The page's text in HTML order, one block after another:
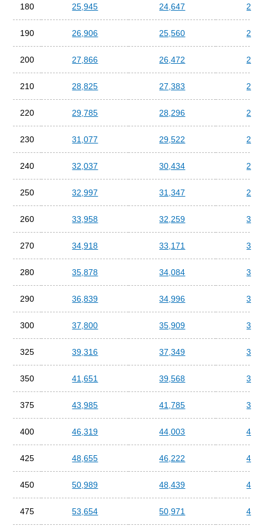
180 25,945 24,647
190 26,906 25,560
200 27,866 26,472
210 28,825 27,383
220 29,785 28,296
230 31,077 29,522
240 32,037 30,434
250 32,997 31,347
260 33,958 32,259
270 34,918 33,171
280 35,878 34,084
290 36,839 34,996
300 37,800 35,909
325 39,316 37,349
350 41,651 39,568
375 43,985 41,785
400 46,319 44,003
425 48,655 46,222
450 50,989 48,439
475 53,654 50,971